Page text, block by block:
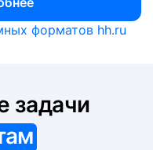
форматов hh.ru